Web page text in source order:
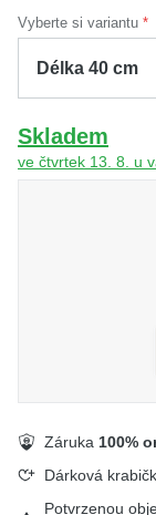
Vyberte si variantu
Skladem
ve čtvrtek 13. 8. u
Záruka 100%
Dárková
Potvrzenou